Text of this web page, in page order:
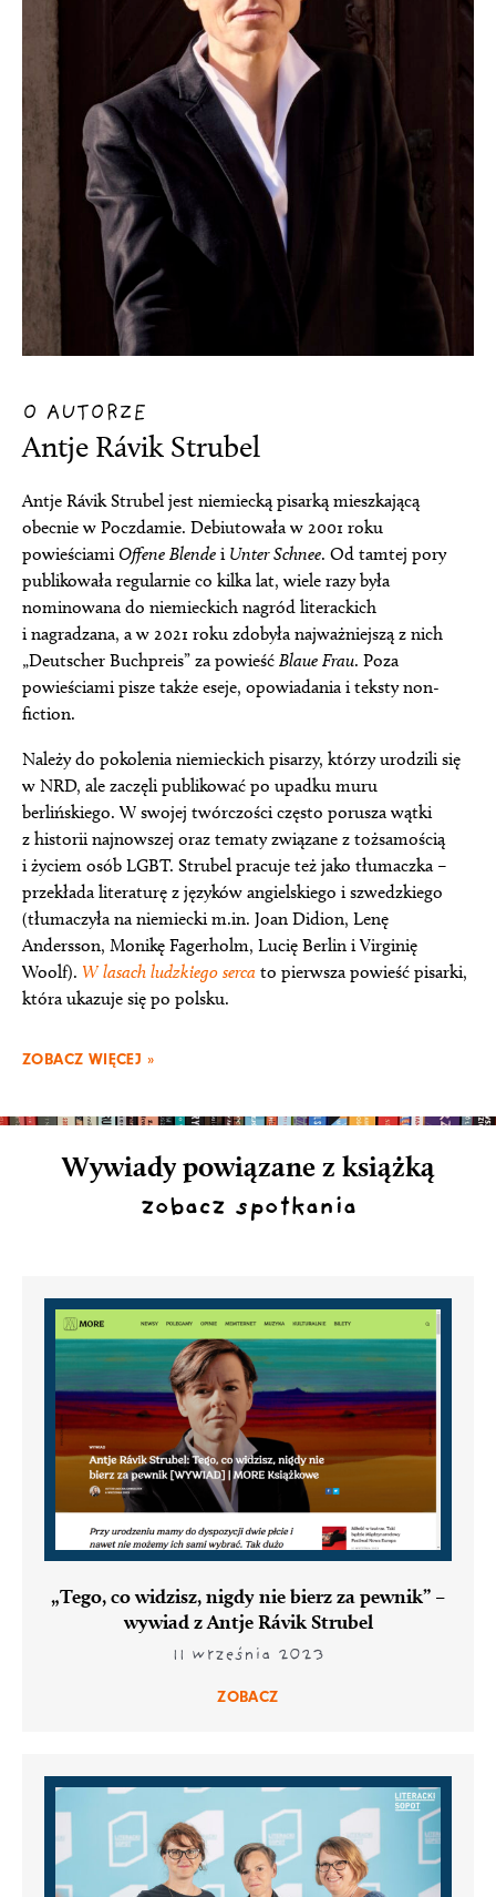
O AUTORZE
Antje Rávik Strubel
Antje Rávik Strubel jest niemiecką pisarką mieszkającą
obecnie w Poczdamie. Debiutowała w 2001 roku
powieściamiOffene Blende i Unter Schnee. Od tamtej pory
publikowała regularnie co kilka lat, wiele razy była
nominowana do niemieckich nagród literackich
i nagradzana, a w 2021 roku zdobyła najważniejszą z nich
„Deutscher Buchpreis” za powieść Blaue Frau. Poza
powieściami pisze także eseje, opowiadania i teksty non-
fiction.
Należy do pokolenia niemieckich pisarzy, którzy urodzili się
w NRD, ale zaczęli publikować po upadku muru
berlińskiego. W swojej twórczości często porusza wątki
z historii najnowszej oraz tematy związane z tożsamością
i życiem osób LGBT. Strubel pracuje też jako tłumaczka –
przekłada literaturę z języków angielskiego i szwedzkiego
(tłumaczyła na niemiecki m.in. Joan Didion, Lenę
Andersson, Monikę Fagerholm, Lucię Berlin i Virginię
Woolf). W lasach ludzkiego serca to pierwsza powieść pisarki,
która ukazuje się po polsku.
ZOBACZ WIĘCEJ »
Wywiady powiązane z książką
zobacz spotkania
„Tego, co widzisz, nigdy nie bierz za pewnik” –
wywiad z Antje Rávik Strubel
11 września 2023
ZOBACZ